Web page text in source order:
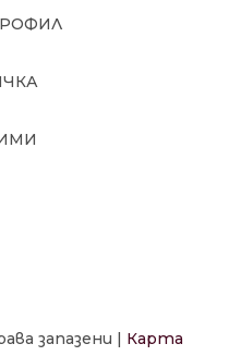
запазени | Карта